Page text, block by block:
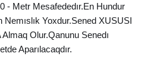
- Metr Mesafededır.En Hundur
Nemıslık Yoxdur.Sened XUSUSI
Olur.Qanunu Senedı
Aparılacaqdır.